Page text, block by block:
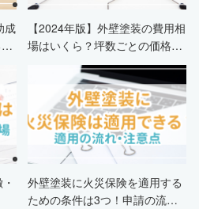
成
【2024年版】外壁塗装の費用相
場はいくら？坪数ごとの価格も
外壁塗装に火災保険を適用する
ための条件は3つ！申請の流